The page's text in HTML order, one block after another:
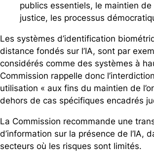
publics essentiels, le maintien de
justice, les processus
Les systèmes d’identification
distance fondés sur l’IA, sont par
considérés comme des systèmes à
Commission rappelle donc
utilisation « aux fins du maintien de
dehors de cas spécifiques encadrés
La Commission recommande une
d’information sur la présence de l’IA,
secteurs où les risques sont limités.